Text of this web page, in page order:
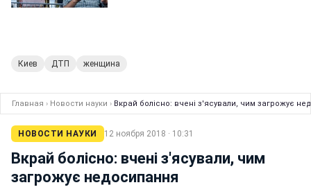
Киев ДТП женщина
Главная › Новости науки › Вкрай болісно: вчені з'ясували, чим загрожує
НОВОСТИ НАУКИ 12 ноября 2018 · 10:31
Вкрай болісно: вчені з'ясували, чим
загрожує недосипання